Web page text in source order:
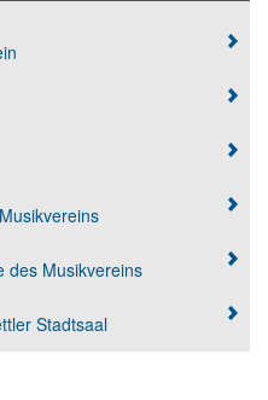
des Musikvereins
Stadtsaal